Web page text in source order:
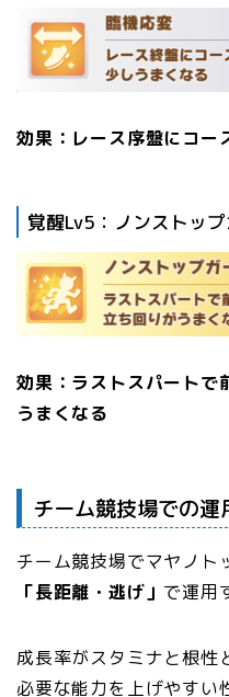
効果：レース序盤にコー
覚醒Lv5：ノンストッ
効果：ラストスパートで
うまくなる
チーム競技場での運
チーム競技場でマヤノト
「長距離・逃げ」 で運用
成長率がスタミナと根性
必要な能力を上げやすい